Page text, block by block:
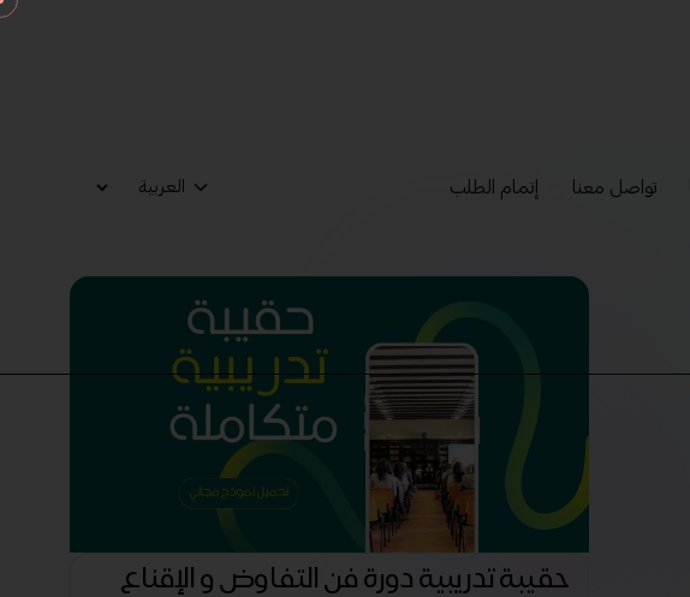
تواصل معنا إتمام الطلب
حقيبة تدريبية دورة فن التفاوض و الإقناع